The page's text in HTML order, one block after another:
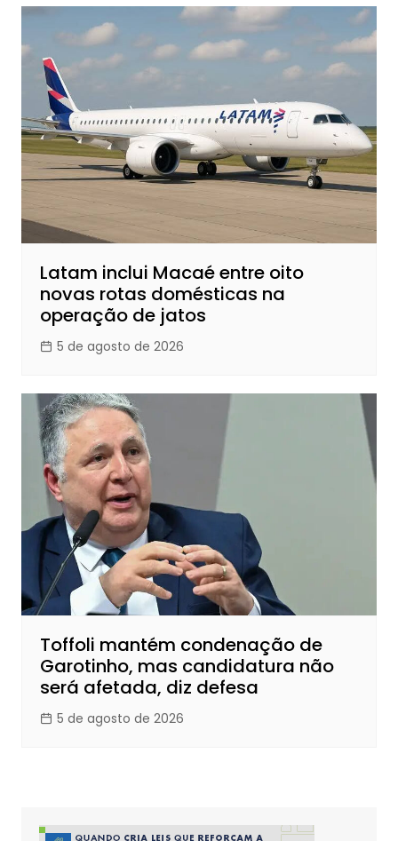
Latam inclui Macaé entre oito
novas rotas domésticas na
operação de jatos
5 de agosto de 2026
Toffoli mantém condenação de
Garotinho, mas candidatura não
será afetada, diz defesa
5 de agosto de 2026